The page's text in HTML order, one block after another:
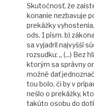
Skutočnosť, že
konanie nezbavuje
prekážky
ods. 1 písm. b)
sa vyjadril najvyšší
rozsudku: „ (...) Bez
ktorým sa správny
možné dať
tou bolo, či by v
nešlo o prekážky,
takúto osobu do